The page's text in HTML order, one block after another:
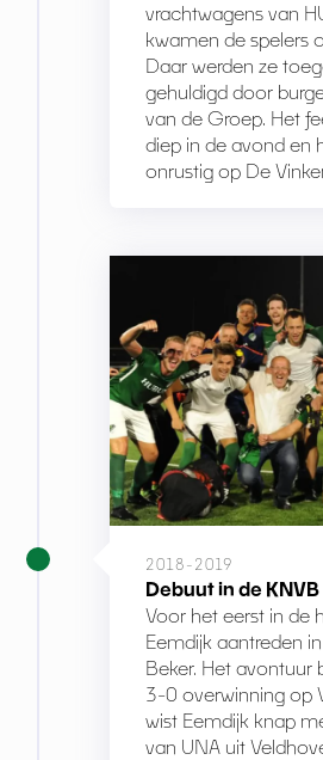
vrachtwagens van
kwamen de spelers
Daar werden ze
gehuldigd door
van de Groep. Het
diep in de avond en
onrustig op De
2018-2019
Debuut in de
Voor het eerst in de
Eemdijk aantreden
Beker. Het avontuur
3-0 overwinning op
wist Eemdijk knap
van UNA uit